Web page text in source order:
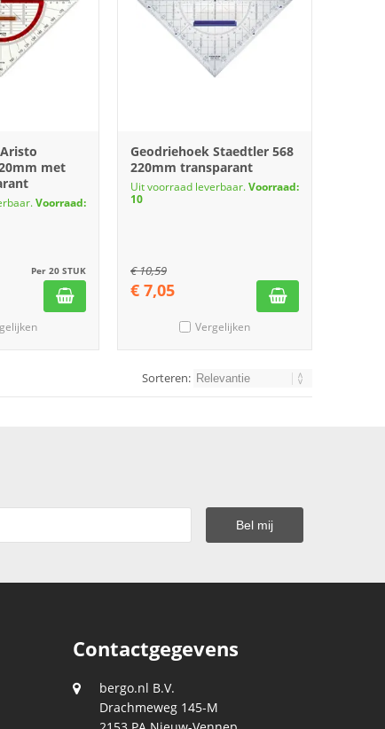
met
Voorraad:
Per 20 STUK
Geodriehoek Staedtler 568
220mm transparant
Uit voorraad leverbaar.Voorraad:
10
€10,59
€ 7,05
Vergelijken
Sorteren:
Contactgegevens
bergo.nl B.V.
Drachmeweg 145-M